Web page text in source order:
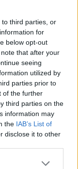
third parties, or
for
below opt-out
that after your
seeing
utilized by
parties prior to
of the further
third parties on the
information may
the IAB’s List of
disclose it to other
miniszterhez,
a
kapott.